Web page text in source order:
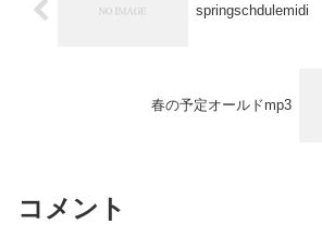
springschdulemidi
春の予定オールドmp3
コメント